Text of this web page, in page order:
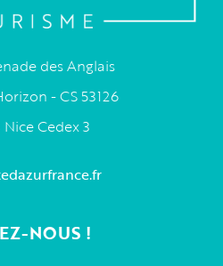
des Anglais
- CS 53126
Cedex 3
NOUS !